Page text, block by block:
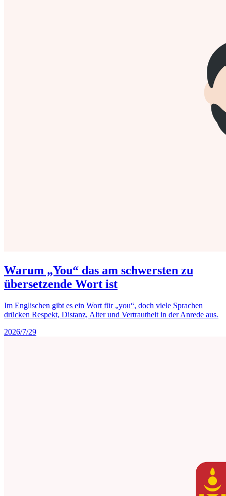
Warum „You“ das am schwersten zu
übersetzende Wort ist
Im Englischen gibt es ein Wort für „you“, doch viele Sprachen
drücken Respekt, Distanz, Alter und Vertrautheit in der Anrede aus.
2026/7/29